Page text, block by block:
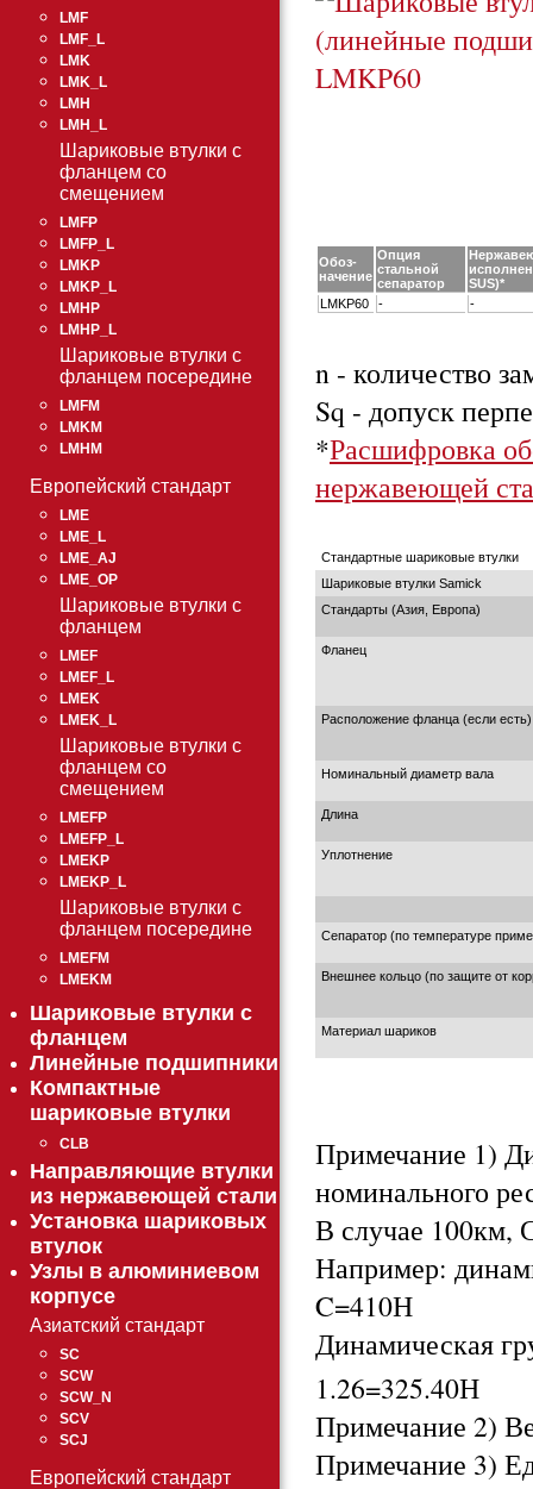
Обоз-
начение
Опция
стальной
сепаратор
SUS)*
LMKP60
- -
n - количество
Sq - допуск
*Расшифровка
нержавеющей
Стандартные шариковые втулки
Шариковые втулки Samick
Стандарты (Азия, Европа)
Фланец
Расположение фланца (если есть)
Номинальный диаметр вала
Длина
Уплотнение
Сепаратор (по температуре
Внешнее кольцо (по защите от
Материал шариков
Примечание 1)
номинального
В случае 100км,
Например:
C=410Н
Динамическая
1.26=325.40Н
Примечание 2)
Примечание 3)
LMF
LMF_L
LMK
LMK_L
LMH
LMH_L
Шариковые втулки с
фланцем со
смещением
LMFP
LMFP_L
LMKP
LMKP_L
LMHP
LMHP_L
Шариковые втулки с
фланцем посередине
LMFM
LMKM
LMHM
Европейский стандарт
LME
LME_L
LME_AJ
LME_OP
Шариковые втулки с
фланцем
LMEF
LMEF_L
LMEK
LMEK_L
Шариковые втулки с
фланцем со
смещением
LMEFP
LMEFP_L
LMEKP
LMEKP_L
Шариковые втулки с
фланцем посередине
LMEFM
LMEKM
Шариковые втулки с
фланцем
Линейные подшипники
Компактные
шариковые втулки
CLB
Направляющие втулки
из нержавеющей стали
Установка шариковых
втулок
Узлы в алюминиевом
корпусе
Азиатский стандарт
SC
SCW
SCW_N
SCV
SCJ
Европейский стандарт